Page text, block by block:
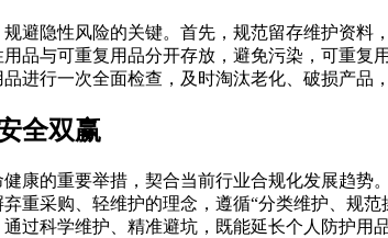
避隐性风险的关键。首先，规范留存维护资料
品与可重复用品分开存放，避免污染，可重
进行一次全面检查，及时淘汰老化、破损产品
全双赢
康的重要举措，契合当前行业合规化发展趋
重采购、轻维护的理念，遵循“分类维护、规
过科学维护、精准避坑，既能延长个人防护